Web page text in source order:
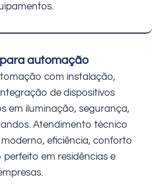
automação
com instalação,
de dispositivos
em iluminação, segurança,
Atendimento técnico
eficiência, conforto
em residências e